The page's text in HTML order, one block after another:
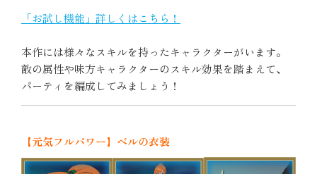
「お試し機能」詳しくはこちら！
本作には様々なスキルを持ったキャラクターがいます。
敵の属性や味方キャラクターのスキル効果を踏まえて、
パーティを編成してみましょう！
【元気フルパワー】ベルの衣装